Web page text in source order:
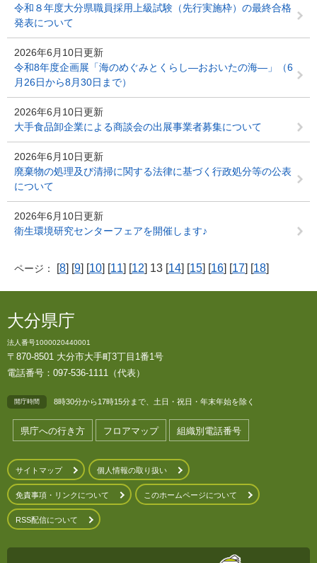
令和８年度大分県職員採用上級試験（先行実施枠）の最終合格
発表について
2026年6月10日更新
令和8年度企画展「海のめぐみとくらし―おおいたの海―」（6
月26日から8月30日まで）
2026年6月10日更新
大手食品卸企業による商談会の出展事業者募集について
2026年6月10日更新
廃棄物の処理及び清掃に関する法律に基づく行政処分等の公表
について
2026年6月10日更新
衛生環境研究センターフェアを開催します♪
ページ： [8] [9] [10] [11] [12] 13 [14] [15] [16] [17] [18]
大分県庁
法人番号1000020440001
〒870-8501 大分市大手町3丁目1番1号
電話番号：097-536-1111（代表）
開庁時間 8時30分から17時15分まで、土日・祝日・年末年始を除く
県庁への行き方 フロアマップ 組織別電話番号
サイトマップ 個人情報の取り扱い
免責事項・リンクについて このホームページについて
RSS配信について